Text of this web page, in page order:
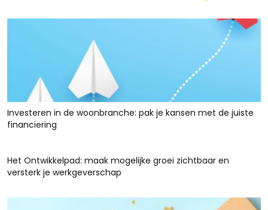
Investeren in de woonbranche: pak je kansen met de juiste
financiering
Het Ontwikkelpad: maak mogelijke groei zichtbaar en
versterk je werkgeverschap